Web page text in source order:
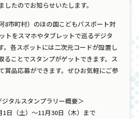
したのでお知らせいたします。
8市町村）のほの国こどもパスポート対
トをスマホやタブレットで巡るデジタ
。各スポットには二次元コードが設置し
ることでスタンプがゲットできます。ス
賞品応募ができます。ぜひお気軽にご参
タルスタンプラリー概要＞
1日（土）～11月30日（木）まで